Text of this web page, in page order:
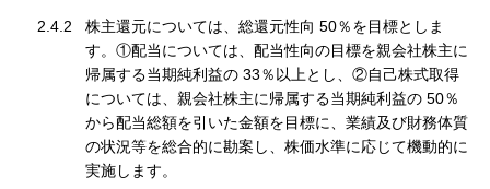
2.4.2
株主還元については、総還元性向 50％を目標としま
す。①配当については、配当性向の目標を親会社株主に
帰属する当期純利益の 33％以上とし、②自己株式取得
については、親会社株主に帰属する当期純利益の 50％
から配当総額を引いた金額を目標に、業績及び財務体質
の状況等を総合的に勘案し、株価水準に応じて機動的に
実施します。